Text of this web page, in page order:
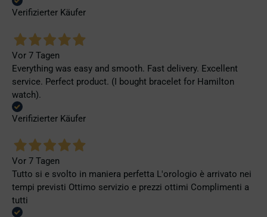
Verifizierter Käufer
Vor 7 Tagen
Everything was easy and smooth. Fast delivery. Excellent
service. Perfect product. (I bought bracelet for Hamilton
watch).
Verifizierter Käufer
Vor 7 Tagen
Tutto si e svolto in maniera perfetta L'orologio è arrivato nei
tempi previsti Ottimo servizio e prezzi ottimi Complimenti a
tutti